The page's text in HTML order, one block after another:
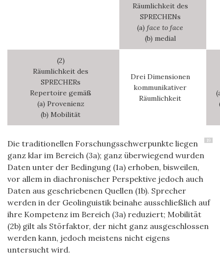
Räumlichkeit des
SPRECHENs
(a) face to face
(b) medial
(2)
Räumlichkeit des
SPRECHERs
Repertoire gemäß
(a) Provenienz
(b) Mobilität
Drei Dimensionen
kommunikativer
Räumlichkeit
19
Die traditionellen Forschungsschwerpunkte liegen
ganz klar im Bereich (3a); ganz überwiegend wurden
Daten unter der Bedingung (1a) erhoben, bisweilen,
vor allem in diachronischer Perspektive jedoch auch
Daten aus geschriebenen Quellen (1b). Sprecher
werden in der Geolinguistik beinahe ausschließlich auf
ihre Kompetenz im Bereich (3a) reduziert; Mobilität
(2b) gilt als Störfaktor, der nicht ganz ausgeschlossen
werden kann, jedoch meistens nicht eigens
untersucht wird.